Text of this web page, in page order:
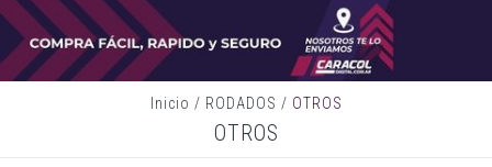
Inicio / RODADOS / OTROS
OTROS